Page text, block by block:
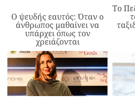
Ο ψευδής εαυτός: Όταν ο
άνθρωπος μαθαίνει να
υπάρχει όπως τον
χρειάζονται
Το